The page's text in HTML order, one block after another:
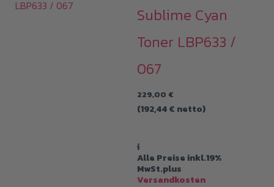
Sublime Cyan
Toner LBP633 /
067
229,00 €
(192,44€ netto)
i
Alle Preise inkl.19%
MwSt.plus
Versandkosten